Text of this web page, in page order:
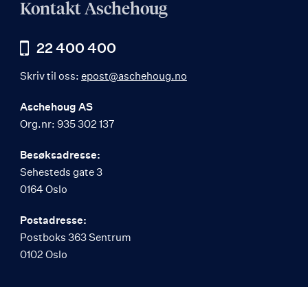
Kontakt Aschehoug
22 400 400
Skriv til oss: epost@aschehoug.no
Aschehoug AS
Org.nr: 935 302 137
Besøksadresse:
Sehesteds gate 3
0164 Oslo
Postadresse:
Postboks 363 Sentrum
0102 Oslo